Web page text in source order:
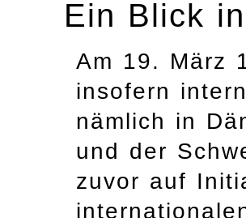
Ein Blick
Am 19. März
insofern
nämlich in
und der
zuvor auf